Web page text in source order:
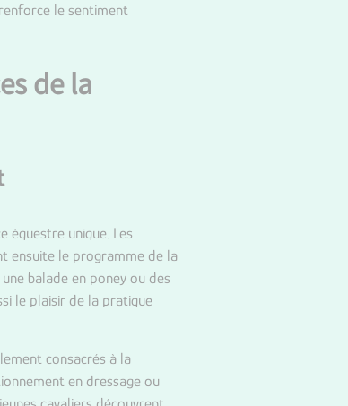
le sentiment
de la
équestre unique. Les
ensuite le programme de la
balade en poney ou des
le plaisir de la pratique
consacrés à la
en dressage ou